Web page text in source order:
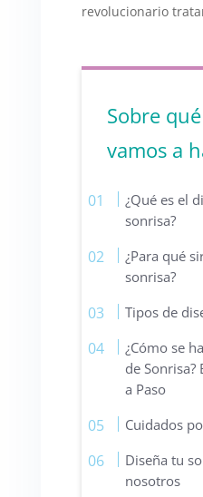
revolucionario
Sobre qué
vamos a
¿Qué es el
sonrisa?
¿Para qué
sonrisa?
Tipos de
¿Cómo se
de Sonrisa?
a Paso
Cuidados
Diseña tu
nosotros